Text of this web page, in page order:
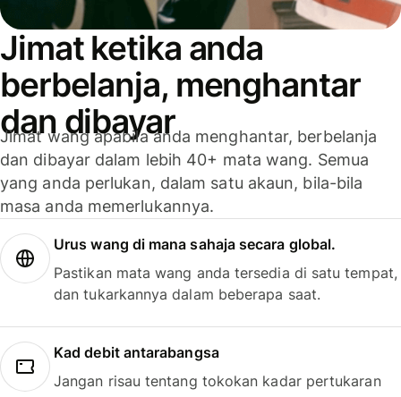
Jimat ketika anda
berbelanja, menghantar
dan dibayar
Jimat wang apabila anda menghantar, berbelanja
dan dibayar dalam lebih 40+ mata wang. Semua
yang anda perlukan, dalam satu akaun, bila-bila
masa anda memerlukannya.
Urus wang di mana sahaja secara global.
Pastikan mata wang anda tersedia di satu tempat,
dan tukarkannya dalam beberapa saat.
Kad debit antarabangsa
Jangan risau tentang tokokan kadar pertukaran